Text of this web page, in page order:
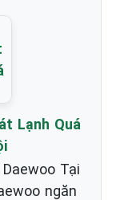
Lạnh Quá
Tại
ngăn